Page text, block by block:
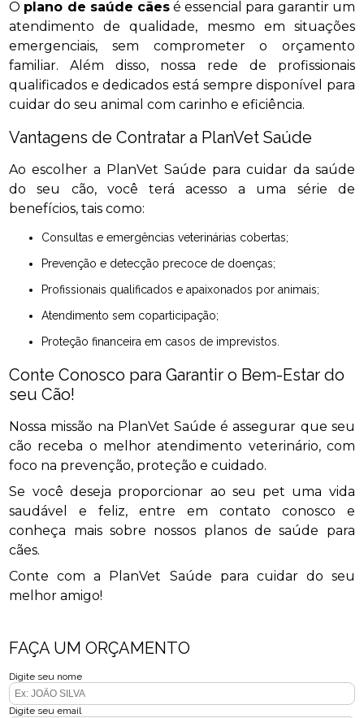
O plano de saúde cãesé essencial para garantir um
atendimento de qualidade, mesmo em situações
emergenciais, sem comprometer o orçamento
familiar. Além disso, nossa rede de profissionais
qualificados e dedicados está sempre disponível para
cuidar do seu animal com carinho e eficiência.
Vantagens de Contratar a PlanVet Saúde
Ao escolher a PlanVet Saúde para cuidar da saúde
do seu cão, você terá acesso a uma série de
benefícios, tais como:
Consultas e emergências veterinárias cobertas;
Prevenção e detecção precoce de doenças;
Profissionais qualificados e apaixonados por animais;
Atendimento sem coparticipação;
Proteção financeira em casos de imprevistos.
Conte Conosco para Garantir o Bem-Estar do
seu Cão!
Nossa missão na PlanVet Saúde é assegurar que seu
cão receba o melhor atendimento veterinário, com
foco na prevenção, proteção e cuidado.
Se você deseja proporcionar ao seu pet uma vida
saudável e feliz, entre em contato conosco e
conheça mais sobre nossos planos de saúde para
cães.
Conte com a PlanVet Saúde para cuidar do seu
melhor amigo!
FAÇA UM ORÇAMENTO
Digite seu nome
Digite seu email